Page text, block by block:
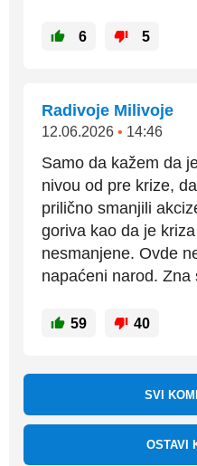
6 5
Radivoje Milivoje
12.06.2026 • 14:46
Samo da kažem da
nivou od pre krize,
prilično smanjili
goriva kao da je
nesmanjene. Ovde
napaćeni narod. Zna
59 40
SVI
OSTAVI